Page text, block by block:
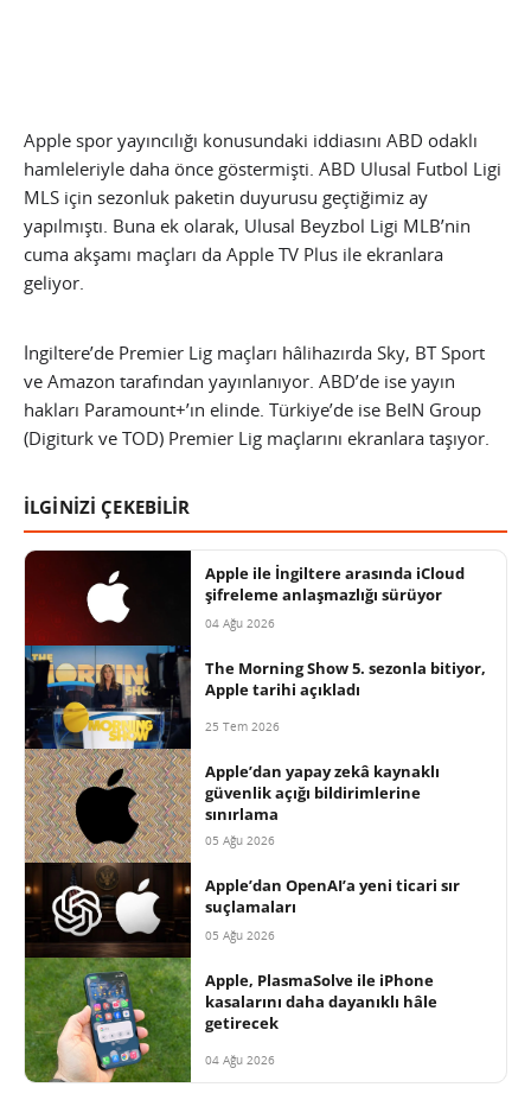
Apple spor yayıncılığı konusundaki iddiasını ABD odaklı
hamleleriyle daha önce göstermişti. ABD Ulusal Futbol Ligi
MLS için sezonluk paketin duyurusu geçtiğimiz ay
yapılmıştı. Buna ek olarak, Ulusal Beyzbol Ligi MLB’nin
cuma akşamı maçları da Apple TV Plus ile ekranlara
geliyor.
İngiltere’de Premier Lig maçları hâlihazırda Sky, BT Sport
ve Amazon tarafından yayınlanıyor. ABD’de ise yayın
hakları Paramount+’ın elinde. Türkiye’de ise BeIN Group
(Digiturk ve TOD) Premier Lig maçlarını ekranlara taşıyor.
İLGİNİZİ ÇEKEBİLİR
Apple ile İngiltere arasında iCloud
şifreleme anlaşmazlığı sürüyor
04 Ağu 2026
The Morning Show 5. sezonla bitiyor,
Apple tarihi açıkladı
25 Tem 2026
Apple’dan yapay zekâ kaynaklı
güvenlik açığı bildirimlerine
sınırlama
05 Ağu 2026
Apple’dan OpenAI’a yeni ticari sır
suçlamaları
05 Ağu 2026
Apple, PlasmaSolve ile iPhone
kasalarını daha dayanıklı hâle
getirecek
04 Ağu 2026